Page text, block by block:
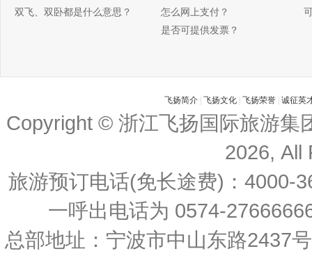
双飞、双卧都是什么意思？
怎么网上支付？
是否可提供发票？
飞扬简介 飞扬文化 飞扬荣誉 诚征英
Copyright © 浙江飞扬国际旅游集
2026, All
旅游预订电话(免长途费)：4000-
一呼出电话为 0574-
总部地址：宁波市中山东路2437